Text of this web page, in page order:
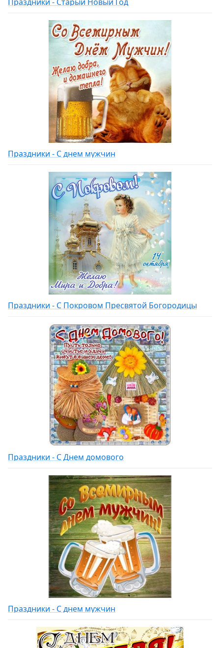
Праздники - С днем мужчин
Праздники - С Покровом Пресвятой Богородицы
Праздники - С Днем домового
Праздники - С днем мужчин